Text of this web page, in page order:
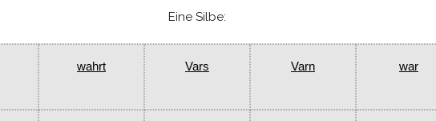
Eine Silbe:
wahrt Vars Varn war